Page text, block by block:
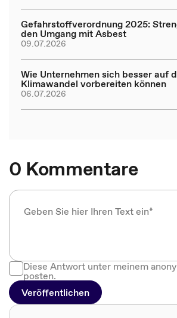
Gefahrstoffverordnung 2025:
den Umgang mit Asbest
09.07.2026
Wie Unternehmen sich besser auf
Klimawandel vorbereiten können
06.07.2026
0 Kommentare
Diese Antwort unter meinem
posten.
Veröffentlichen